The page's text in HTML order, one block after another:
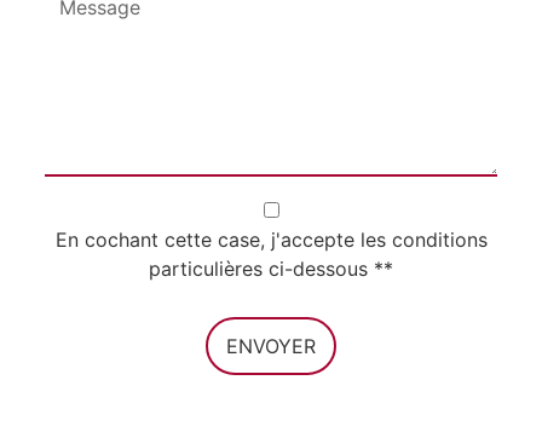
En cochant cette case, j'accepte les conditions
particulières ci-dessous **
ENVOYER